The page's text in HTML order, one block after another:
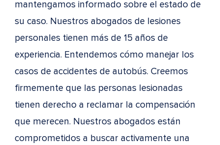
mantengamos informado sobre el estado de
su caso. Nuestros abogados de lesiones
personales tienen más de 15 años de
experiencia. Entendemos cómo manejar los
casos de accidentes de autobús. Creemos
firmemente que las personas lesionadas
tienen derecho a reclamar la compensación
que merecen. Nuestros abogados están
comprometidos a buscar activamente una